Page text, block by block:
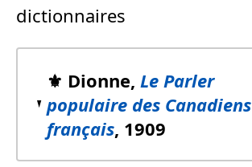
dictionnaires
⚜️ Dionne, Le Parler
populaire des Canadiens
français, 1909